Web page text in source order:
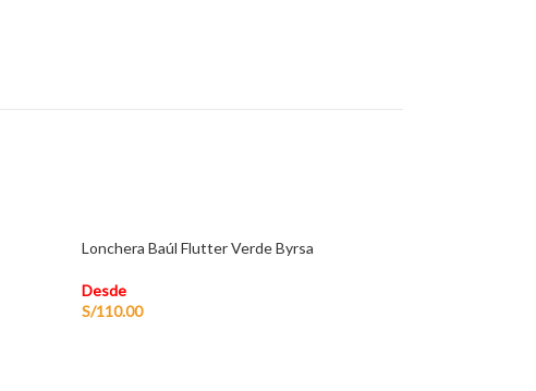
Lonchera Baúl Flutter Verde Byrsa
Desde
S/110.00